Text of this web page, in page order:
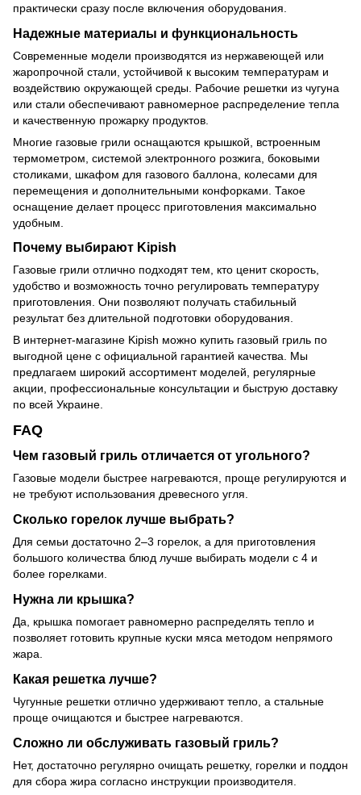
практически сразу после включения оборудования.
Надежные материалы и функциональность
Современные модели производятся из нержавеющей или
жаропрочной стали, устойчивой к высоким температурам и
воздействию окружающей среды. Рабочие решетки из чугуна
или стали обеспечивают равномерное распределение тепла
и качественную прожарку продуктов.
Многие газовые грили оснащаются крышкой, встроенным
термометром, системой электронного розжига, боковыми
столиками, шкафом для газового баллона, колесами для
перемещения и дополнительными конфорками. Такое
оснащение делает процесс приготовления максимально
удобным.
Почему выбирают Kipish
Газовые грили отлично подходят тем, кто ценит скорость,
удобство и возможность точно регулировать температуру
приготовления. Они позволяют получать стабильный
результат без длительной подготовки оборудования.
В интернет-магазине Kipish можно купить газовый гриль по
выгодной цене с официальной гарантией качества. Мы
предлагаем широкий ассортимент моделей, регулярные
акции, профессиональные консультации и быструю доставку
по всей Украине.
FAQ
Чем газовый гриль отличается от угольного?
Газовые модели быстрее нагреваются, проще регулируются и
не требуют использования древесного угля.
Сколько горелок лучше выбрать?
Для семьи достаточно 2–3 горелок, а для приготовления
большого количества блюд лучше выбирать модели с 4 и
более горелками.
Нужна ли крышка?
Да, крышка помогает равномерно распределять тепло и
позволяет готовить крупные куски мяса методом непрямого
жара.
Какая решетка лучше?
Чугунные решетки отлично удерживают тепло, а стальные
проще очищаются и быстрее нагреваются.
Сложно ли обслуживать газовый гриль?
Нет, достаточно регулярно очищать решетку, горелки и поддон
для сбора жира согласно инструкции производителя.